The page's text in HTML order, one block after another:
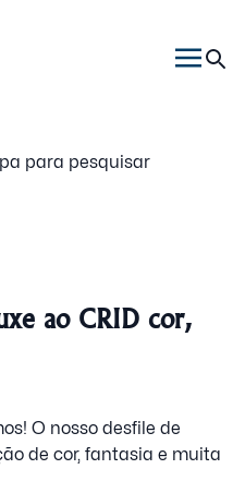
para pesquisar
ao CRID cor,
O nosso desfile de
de cor, fantasia e muita